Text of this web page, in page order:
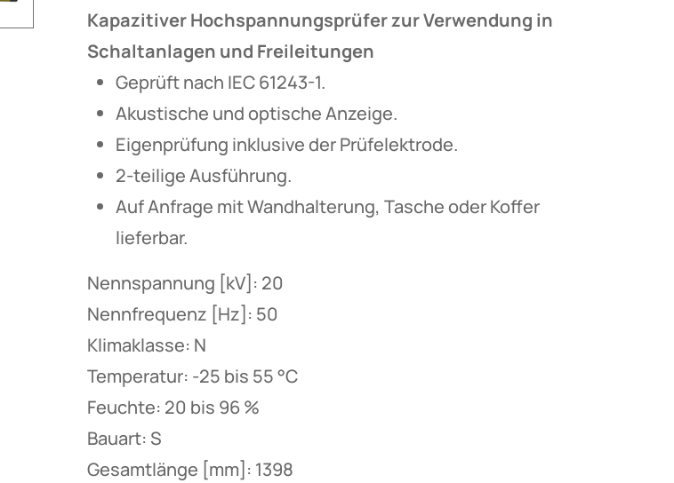
Kapazitiver Hochspannungsprüfer zur Verwendung in
Schaltanlagen und Freileitungen
Geprüft nach IEC 61243-1.
Akustische und optische Anzeige.
Eigenprüfung inklusive der Prüfelektrode.
2-teilige Ausführung.
Auf Anfrage mit Wandhalterung, Tasche oder Koffer
lieferbar.
Nennspannung [kV]: 20
Nennfrequenz [Hz]: 50
Klimaklasse: N
Temperatur: -25 bis 55 °C
Feuchte: 20 bis 96 %
Bauart: S
Gesamtlänge [mm]: 1398